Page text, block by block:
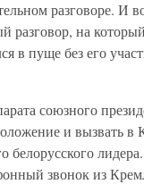
разговоре. И
разговор, на
в пуще без его
союзного
и вызвать в
белорусского
звонок из